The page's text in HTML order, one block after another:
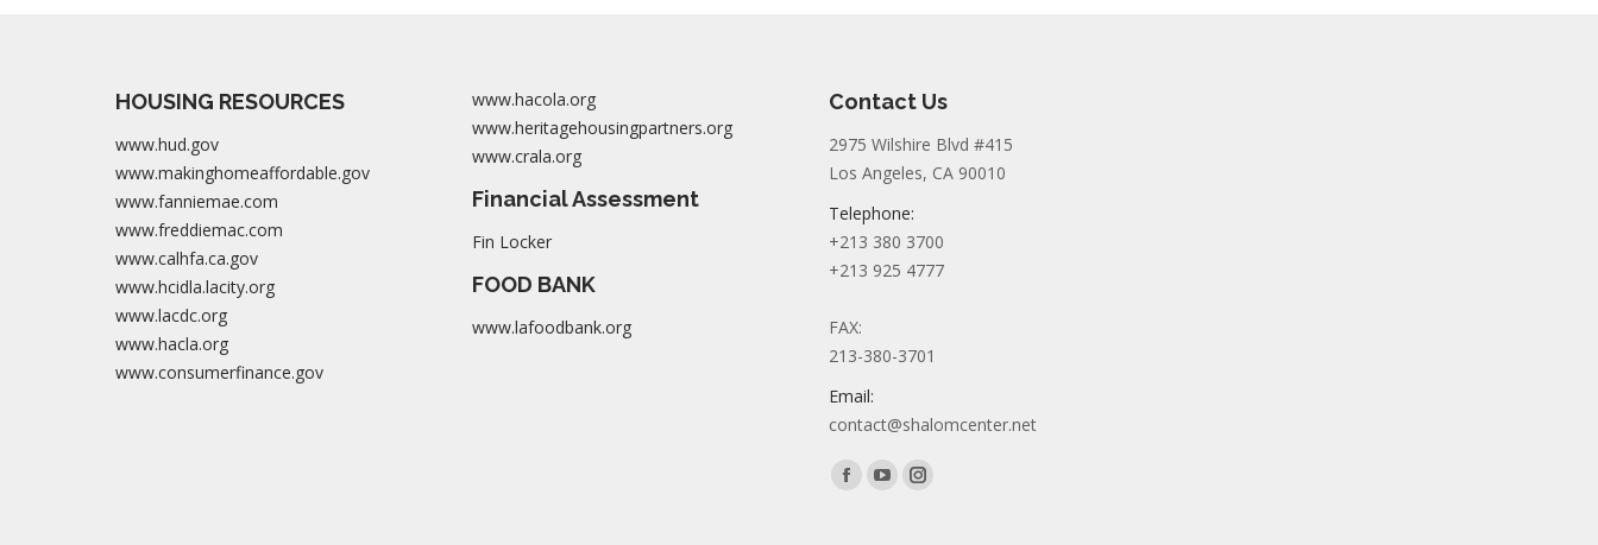
HOUSING RESOURCES
www.hud.gov
www.makinghomeaffordable.gov
www.fanniemae.com
www.freddiemac.com
www.calhfa.ca.gov
www.hcidla.lacity.org
www.lacdc.org
www.hacla.org
www.consumerfinance.gov
www.hacola.org
www.heritagehousingpartners.org
www.crala.org
Financial Assessment
Fin Locker
FOOD BANK
www.lafoodbank.org
Contact Us
2975 Wilshire Blvd #415
Los Angeles, CA 90010
Telephone:
+213 380 3700
+213 925 4777
FAX:
213-380-3701
Email:
contact@shalomcenter.net
Find us on:
Facebook
YouTubeInstagram